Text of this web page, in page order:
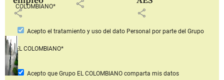
share
share
share
COLOMBIANO*
Acepto el tratamiento y uso del dato Personal por parte del Grupo
EL COLOMBIANO*
Acepto que Grupo EL COLOMBIANOcomparta mis datos